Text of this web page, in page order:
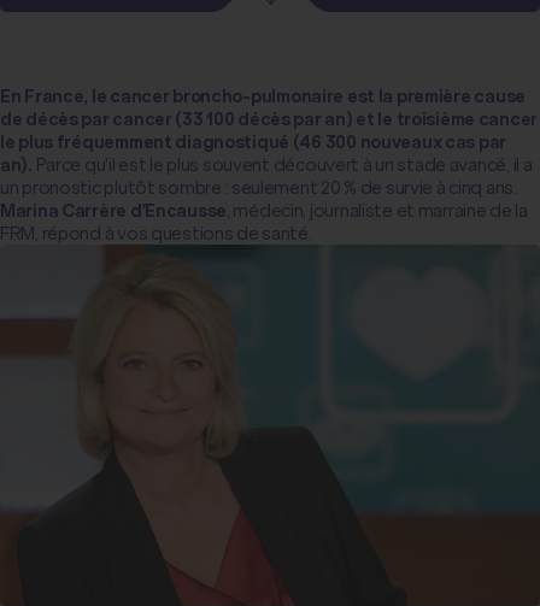
En France, le cancer broncho-pulmonaire est la première cause
de décès par cancer (33 100 décès par an) et le troisième cancer
le plus fréquemment diagnostiqué (46 300 nouveaux cas par
an). Parce qu'il est le plus souvent découvert à un stade avancé, il a
un pronostic plutôt sombre : seulement 20 % de survie à cinq ans.
Marina Carrère d'Encausse, médecin, journaliste et marraine de la
FRM, répond à vos questions de santé.